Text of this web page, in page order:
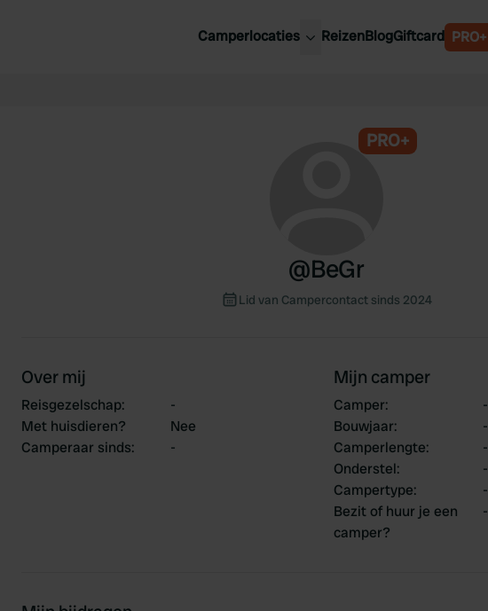
Camperlocaties ReizenBlogGiftcard PRO+
PRO+
@BeGr
Lid van Campercontact sinds 2024
Over mij
Reisgezelschap:
-
Met huisdieren?
Nee
Camperaar sinds: -
Mijn camper
Camper:
-
Bouwjaar:
-
Camperlengte:
-
Onderstel:
-
Campertype:
-
Bezit of huur je een
camper?
-